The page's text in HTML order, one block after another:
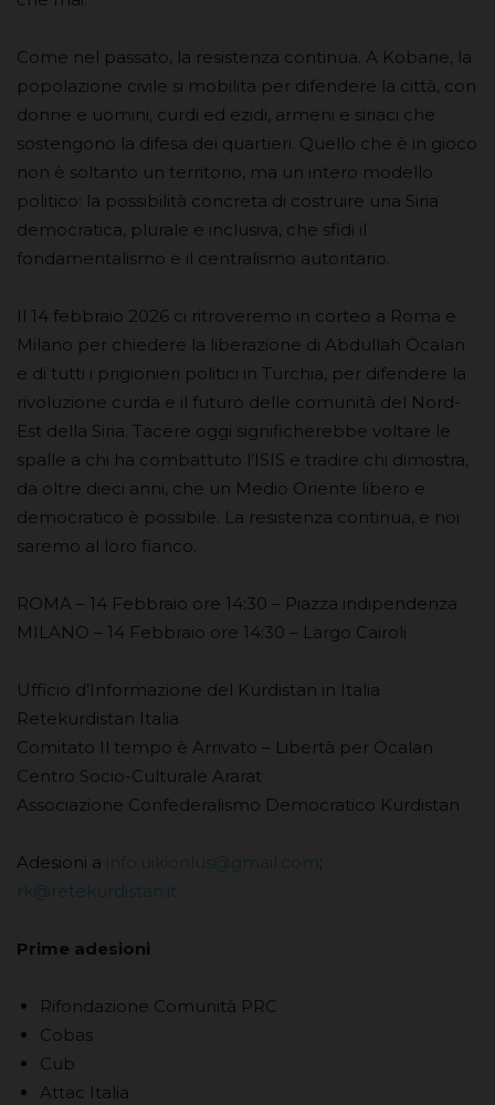
Come nel passato, la resistenza continua. A Kobane, la
popolazione civile si mobilita per difendere la città, con
donne e uomini, curdi ed ezidi, armeni e siriaci che
sostengono la difesa dei quartieri. Quello che è in gioco
non è soltanto un territorio, ma un intero modello
politico: la possibilità concreta di costruire una Siria
democratica, plurale e inclusiva, che sfidi il
fondamentalismo e il centralismo autoritario.
Il 14 febbraio 2026 ci ritroveremo in corteo a Roma e
Milano per chiedere la liberazione di Abdullah Öcalan
e di tutti i prigionieri politici in Turchia, per difendere la
rivoluzione curda e il futuro delle comunità del Nord-
Est della Siria. Tacere oggi significherebbe voltare le
spalle a chi ha combattuto l’ISIS e tradire chi dimostra,
da oltre dieci anni, che un Medio Oriente libero e
democratico è possibile. La resistenza continua, e noi
saremo al loro fianco.
ROMA – 14 Febbraio ore 14:30 – Piazza indipendenza
MILANO – 14 Febbraio ore 14:30 – Largo Cairoli
Ufficio d’Informazione del Kurdistan in Italia
Retekurdistan Italia
Comitato Il tempo è Arrivato – Libertà per Öcalan
Centro Socio-Culturale Ararat
Associazione Confederalismo Democratico Kurdistan
Adesioni a info.uikionlus@gmail.com;
rk@retekurdistan.it
Prime adesioni
Rifondazione Comunità PRC
Cobas
Cub
Attac Italia